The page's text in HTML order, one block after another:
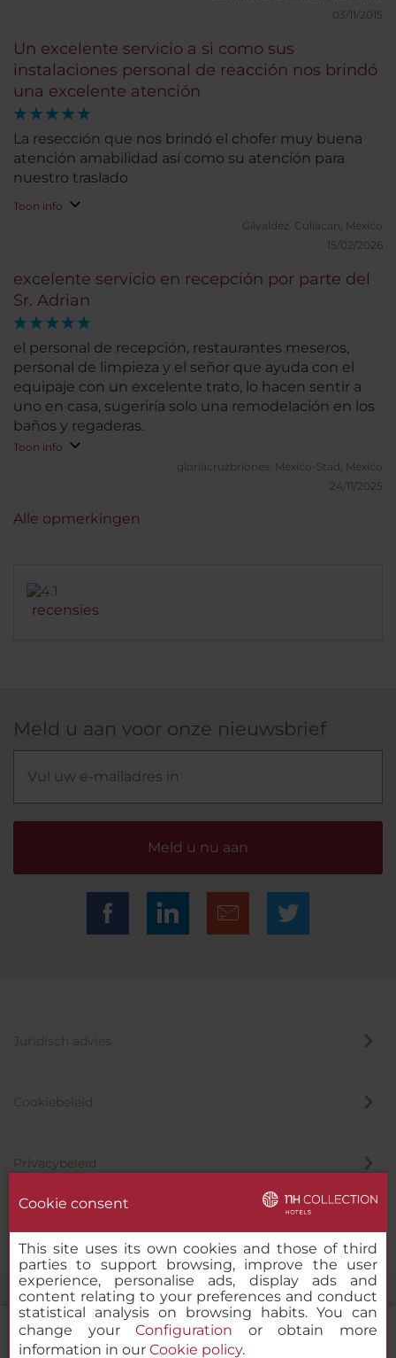
03/11/2015
Un excelente servicio a si como sus
instalaciones personal de reacción nos brindó
una excelente atención
La resección que nos brindó el chofer muy buena
atención amabilidad así como su atención para
nuestro traslado
Toon info
Gilvaldez. Culiacan, Mexico
15/02/2026
excelente servicio en recepción por parte del
Sr. Adrian
el personal de recepción, restaurantes meseros,
personal de limpieza y el señor que ayuda con el
equipaje con un excelente trato, lo hacen sentir a
uno en casa, sugeriría solo una remodelación en los
baños y regaderas.
Toon info
gloriacruzbriones. Mexico-Stad, Mexico
24/11/2025
recensies
Alle opmerkingen
Meld u aan voor onze nieuwsbrief
Meld u nu aan
Juridisch advies
Cookiebeleid
Privacybeleid
Cookie consent
This site uses its own cookies and those of third
parties to support browsing, improve the user
experience, personalise ads, display ads and
content relating to your preferences and conduct
statistical analysis on browsing habits. You can
change yourConfiguration or obtain more
information in our Cookie policy.